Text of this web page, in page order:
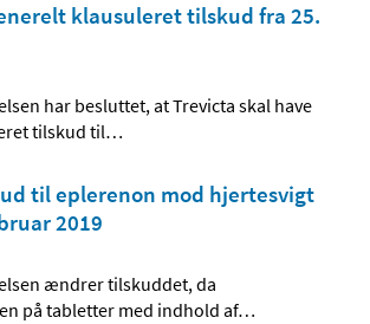
klausuleret tilskud fra 25.
har besluttet, at Trevicta skal have
tilskud til…
til eplerenon mod hjertesvigt
2019
ændrer tilskuddet, da
på tabletter med indhold af…